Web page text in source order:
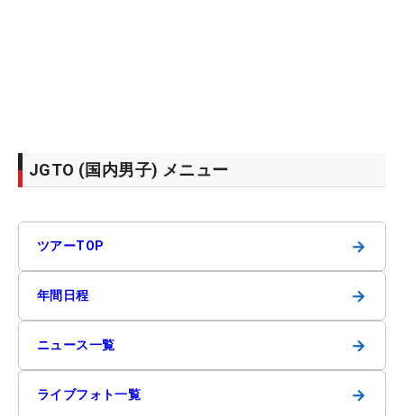
JGTO (国内男子) メニュー
ツアーTOP →
年間日程 →
ニュース一覧 →
ライブフォト一覧 →